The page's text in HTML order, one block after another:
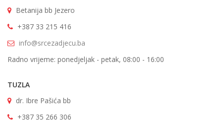
Betanija bb Jezero
+387 33 215 416
info@srcezadjecu.ba
Radno vrijeme: ponedjeljak - petak, 08:00 - 16:00
TUZLA
dr. Ibre Pašića bb
+387 35 266 306